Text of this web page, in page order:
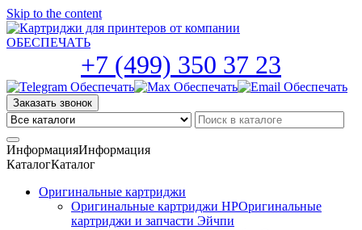
Skip to the content
+7 (499) 350 37 23
Заказать звонок
ИнформацияИнформация
КаталогКаталог
Оригинальные картриджи
Оригинальные картриджи HPОригинальные
картриджи и запчасти Эйчпи